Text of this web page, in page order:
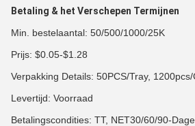
Betaling & het Verschepen Termijnen
Min. bestelaantal: 50/500/1000/25K
Prijs: $0.05-$1.28
Verpakking Details: 50PCS/Tray,
Levertijd: Voorraad
Betalingscondities: TT, NET30/60/90-